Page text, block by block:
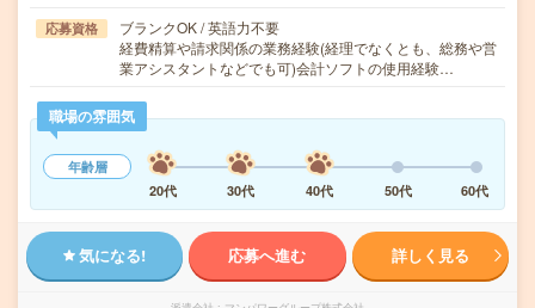
応募資格
ブランクOK / 英語力不要
経費精算や請求関係の業務経験(経理でなくとも、総務や営
業アシスタントなどでも可)会計ソフトの使用経験…
職場の雰囲気
年齢層
20代
30代 40代 50代 60代
気になる! 応募へ進む 詳しく見る